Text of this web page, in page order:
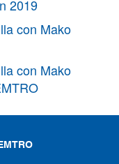
2019
con Mako
con Mako